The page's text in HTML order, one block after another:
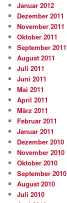
Januar 2012
Dezember 2011
November 2011
Oktober 2011
September 2011
August 2011
Juli 2011
Juni 2011
Mai 2011
April 2011
März 2011
Februar 2011
Januar 2011
Dezember 2010
November 2010
Oktober 2010
September 2010
August 2010
Juli 2010